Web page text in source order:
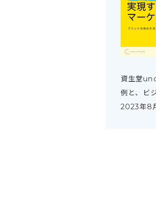
資生堂
例と、ビ
2023年8